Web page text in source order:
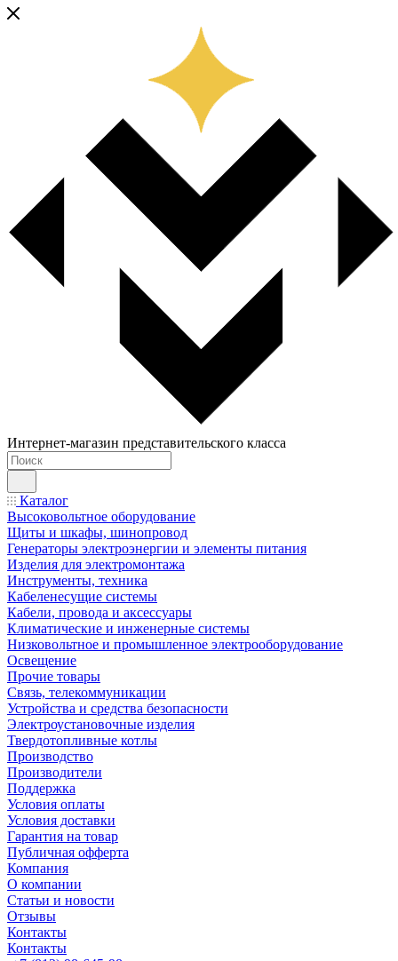
Интернет-магазин представительского класса
Каталог
Высоковольтное оборудование
Щиты и шкафы, шинопровод
Генераторы электроэнергии и элементы питания
Изделия для электромонтажа
Инструменты, техника
Кабеленесущие системы
Кабели, провода и аксессуары
Климатические и инженерные системы
Низковольтное и промышленное электрооборудование
Освещение
Прочие товары
Связь, телекоммуникации
Устройства и средства безопасности
Электроустановочные изделия
Твердотопливные котлы
Производство
Производители
Поддержка
Условия оплаты
Условия доставки
Гарантия на товар
Публичная офферта
Компания
О компании
Статьи и новости
Отзывы
Контакты
Контакты